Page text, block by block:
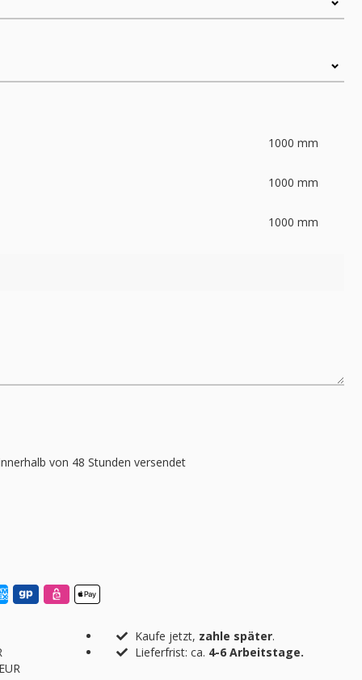
1000 mm
1000 mm
1000 mm
von 48 Stunden versendet
Kaufe jetzt, zahle später.
Lieferfrist: ca. 4-6 Arbeitstage.